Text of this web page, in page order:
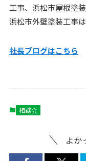
工事、浜松市屋根塗装
浜松市外壁塗装工事
社長ブログはこちら
相談会
よか